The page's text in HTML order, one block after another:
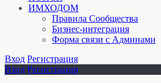
ИМХОДОМ
Правила Сообщества
Бизнес-интеграция
Форма связи с Админами
Вход Регистрация
Вход Регистрация